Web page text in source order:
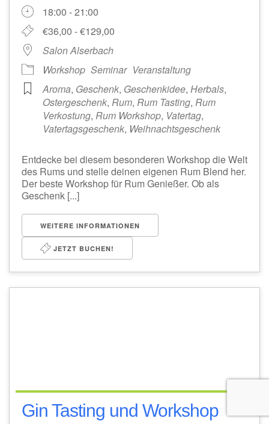
18:00 - 21:00
€36,00 - €129,00
Salon Alserbach
Workshop Seminar Veranstaltung
Aroma, Geschenk, Geschenkidee, Herbals,
Ostergeschenk, Rum, Rum Tasting, Rum
Verkostung, Rum Workshop, Vatertag,
Vatertagsgeschenk, Weihnachtsgeschenk
Entdecke bei diesem besonderen Workshop die Welt
des Rums und stelle deinen eigenen Rum Blend her.
Der beste Workshop für Rum Genießer. Ob als
Geschenk [...]
WEITERE INFORMATIONEN
JETZT BUCHEN!
Gin Tasting und Workshop